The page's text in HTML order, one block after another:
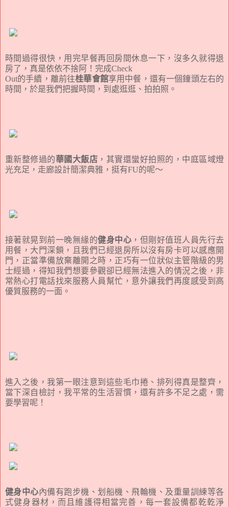
時間過得很快，用完早餐再回房間休息一下，沒多久就得退
房了，真是依依不捨阿！完成Check
Out的手續，離前往桂華會館享用中餐，還有一個鐘頭左右的
時間，於是我們把握時間，到處逛逛、拍拍照。
重新整修過的華國大飯店 ，其實還蠻好拍照的，中庭區域燈
光充足，走廊設計簡潔典雅，挺有FU的呢～
接著就晃到前一晚無緣的健身中心 ，但剛好值班人員先行去
用餐，大門深鎖，且我們已經退房所以沒有房卡可以感應開
門，正當準備放棄離開之時，正巧有一位狀似主管階級的男
士經過，得知我們想要參觀卻已經無法進入的情況之後，非
常熱心打電話找來服務人員幫忙，意外讓我們再度感受到高
優質服務的一面。
進入之後，我第一眼注意到這些毛巾捲、排列得真是整齊，
當下深自檢討，我平常的生活習慣，還有許多不足之處，需
要學習呢！
健身中心內備有跑步機、划船機、飛輪機、及重量訓練等各
式健身器材，而且維護得相當完善，每一套設備都乾乾淨